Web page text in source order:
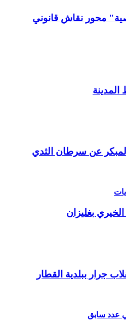
محور نقاش قانوني
عن سرطان الثدي
بغليزان
جرار ببلدية القطار
عدد سابق